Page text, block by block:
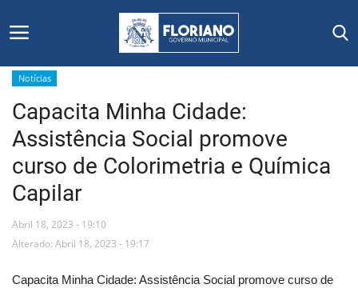
Início
Editais
Floriano
Secretarias e Órgãos
Mural de Licitações
Notícias
Capacita Minha Cidade:
Assistência Social promove
curso de Colorimetria e Química
Capilar
Abril 18, 2023 - 19:10
Alterado: Abril 18, 2023 - 19:17
Capacita Minha Cidade: Assistência Social promove curso de